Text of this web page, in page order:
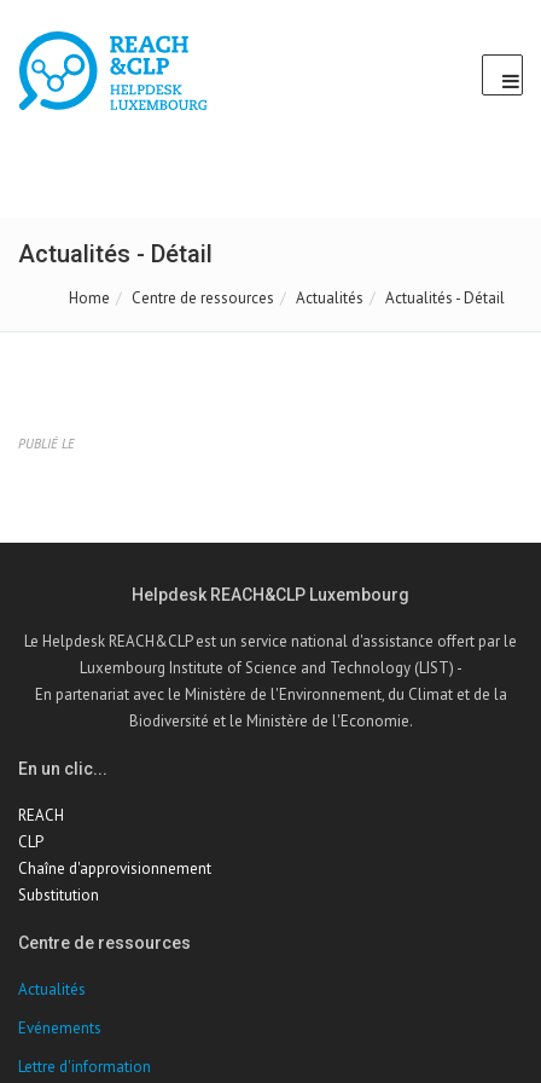
Actualités - Détail
Home Centre de ressources Actualités Actualités - Détail
PUBLIÉ LE
Helpdesk REACH&CLP Luxembourg
Le Helpdesk REACH&CLP est un service national d'assistance offert par le
Luxembourg Institute of Science and Technology (LIST) -
En partenariat avec le Ministère de l'Environnement, du Climat et de la
Biodiversité et le Ministère de l'Economie.
En un clic...
REACH
CLP
Chaîne d'approvisionnement
Substitution
Centre de ressources
Actualités
Evénements
Lettre d'information